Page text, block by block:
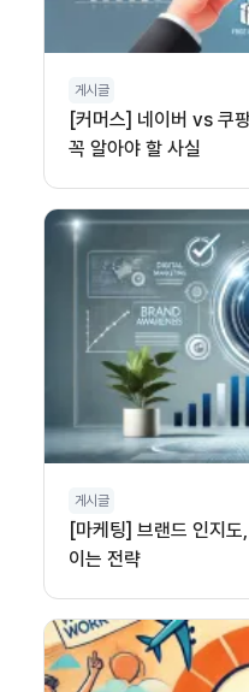
게시글
[커머스] 네이버 vs 쿠
꼭 알아야 할 사실
게시글
[마케팅] 브랜드 인지
이는 전략